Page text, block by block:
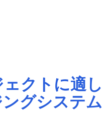
クトに適し
グシステム